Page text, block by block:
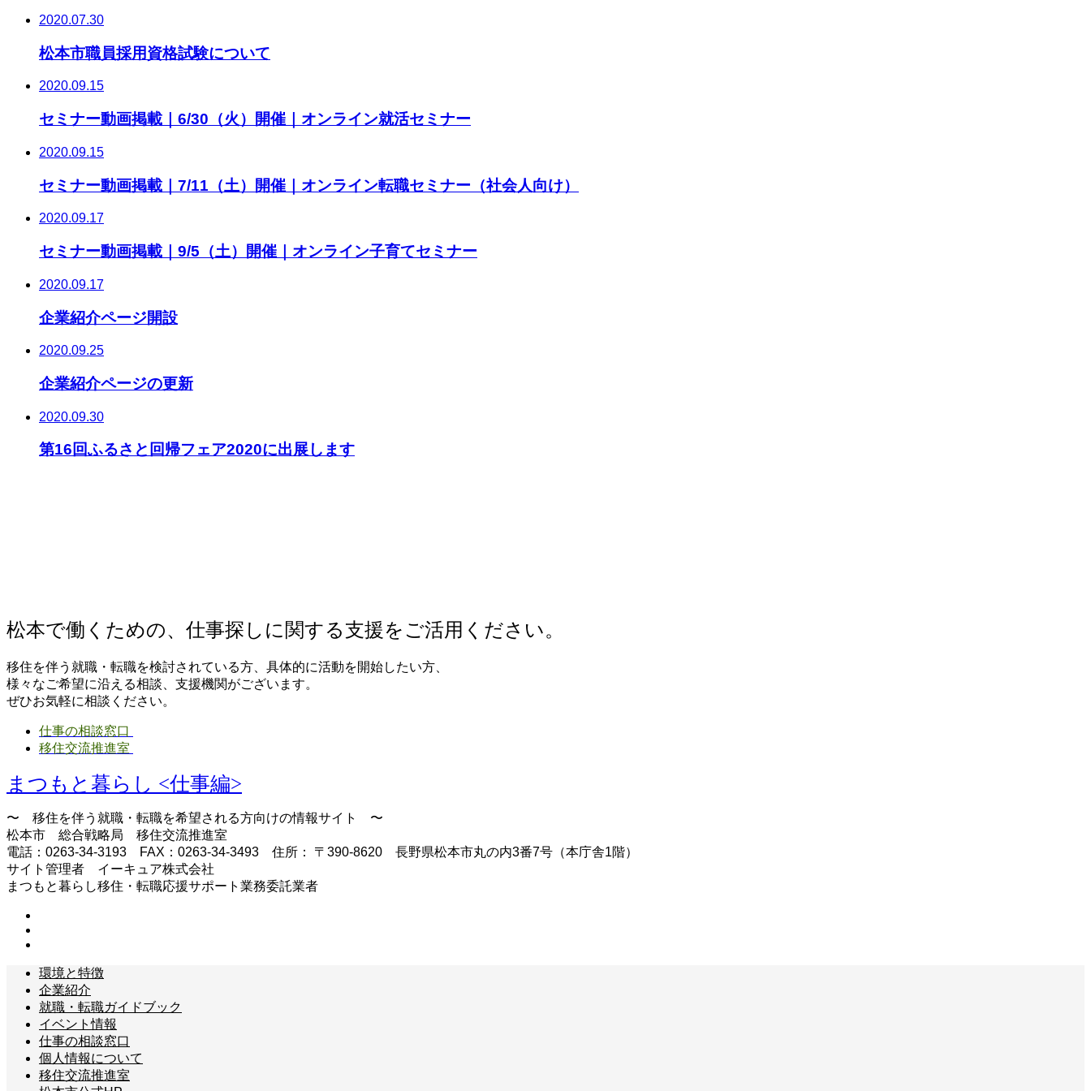
2020.07.30
松本市職員採用資格試験について
2020.09.15
セミナー動画掲載｜6/30（火）開催｜オンライン就活セミナー
2020.09.15
セミナー動画掲載｜7/11（土）開催｜オンライン転職セミナー（社会人向け）
2020.09.17
セミナー動画掲載｜9/5（土）開催｜オンライン子育てセミナー
2020.09.17
企業紹介ページ開設
2020.09.25
企業紹介ページの更新
2020.09.30
第16回ふるさと回帰フェア2020に出展します
松本で働くための、仕事探しに関する支援をご活用ください。
移住を伴う就職・転職を検討されている方、具体的に活動を開始したい方、
様々なご希望に沿える相談、支援機関がございます。
ぜひお気軽に相談ください。
仕事の相談窓口
移住交流推進室
まつもと暮らし <仕事編>
〜 移住を伴う就職・転職を希望される方向けの情報サイト 〜
松本市 総合戦略局 移住交流推進室
電話：0263-34-3193 FAX：0263-34-3493 住所： 〒390-8620 長野県松本市丸の内3番7号（本庁舎1階）
サイト管理者 イーキュア株式会社
まつもと暮らし移住・転職応援サポート業務委託業者
環境と特徴
企業紹介
就職・転職ガイドブック
イベント情報
仕事の相談窓口
個人情報について
移住交流推進室